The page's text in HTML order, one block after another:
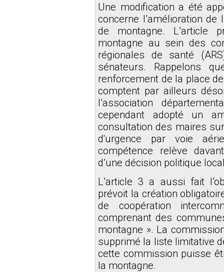
Une modification a été
concerne l’amélioration
de montagne. L’article
montagne au sein des
régionales de santé
sénateurs. Rappelons
renforcement de la place
comptent par ailleurs
l’association
cependant adopté un
consultation des maires
d'urgence par voie
compétence relève
d’une décision politique
L’article 3 a aussi fait
prévoit la création
de coopération
comprenant des
montagne ». La
supprimé la liste limitative
cette commission puisse
la montagne.